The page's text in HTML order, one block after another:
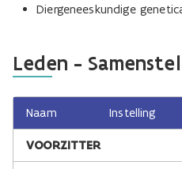
Diergeneeskundige
Leden -
Naam Instelling
VOORZITTER